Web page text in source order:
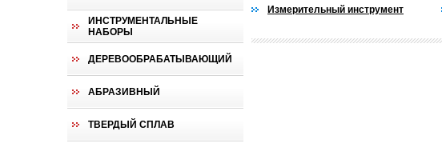
ИНСТРУМЕНТАЛЬНЫЕ
НАБОРЫ
ДЕРЕВООБРАБАТЫВАЮЩИЙ
АБРАЗИВНЫЙ
ТВЕРДЫЙ СПЛАВ
Измерительный инструмент